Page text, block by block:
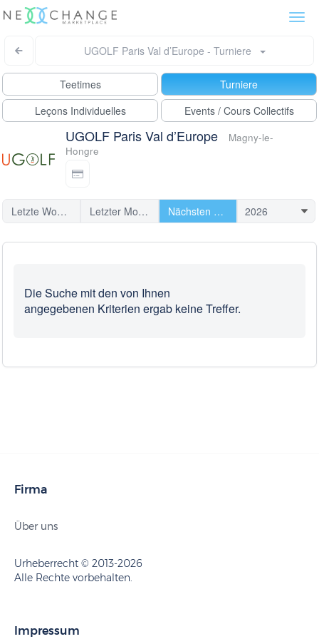
UGOLF Paris Val d’Europe - Turniere
Teetimes
Turniere
Leçons Individuelles
Events / Cours Collectifs
UGOLF Paris Val d’Europe
Magny-le-
Hongre
Letzte Woche Letzter Monat Nächsten Turniere
Die Suche mit den von Ihnen
angegebenen Kriterien ergab keine Treffer.
Firma
Über uns
Urheberrecht © 2013-2026
Alle Rechte vorbehalten.
Impressum